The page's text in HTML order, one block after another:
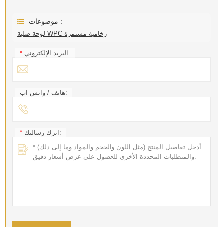
موضوعات :
لوحة صلبة WPC رخامية مستمرة
* البريد الإلكتروني:
هاتف / واتس اب:
* اترك رسالتك: